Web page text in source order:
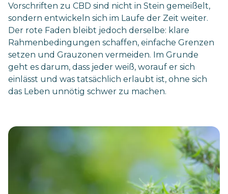
Vorschriften zu CBD sind nicht in Stein gemeißelt,
sondern entwickeln sich im Laufe der Zeit weiter.
Der rote Faden bleibt jedoch derselbe: klare
Rahmenbedingungen schaffen, einfache Grenzen
setzen und Grauzonen vermeiden. Im Grunde
geht es darum, dass jeder weiß, worauf er sich
einlässt und was tatsächlich erlaubt ist, ohne sich
das Leben unnötig schwer zu machen.